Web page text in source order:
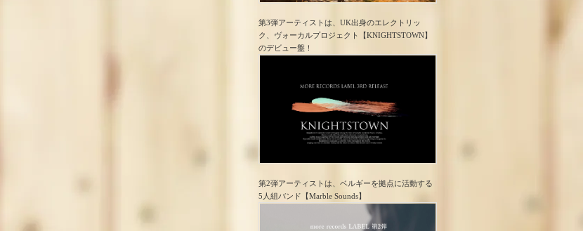
第3弾アーティストは、UK出身のエレクトリッ
ク、ヴォーカルプロジェクト【KNIGHTSTOWN】
のデビュー盤！
第2弾アーティストは、ベルギーを拠点に活動する
5人組バンド【Marble Sounds】